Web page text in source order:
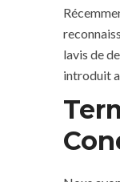
lavis de
introduit